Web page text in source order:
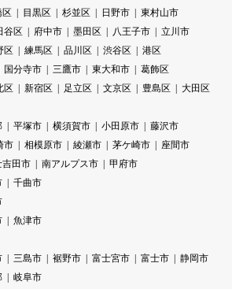
区 目黒区 杉並区 日野市
東村山市
谷区 府中市 墨田区 八王子市
立川市
区 練馬区 品川区 渋谷区
港区
国分寺市 三鷹市 東大和市
葛飾区
区 新宿区 足立区 文京区 豊島区
大田区
平塚市 横須賀市 小田原市
藤沢市
市 相模原市 綾瀬市 茅ケ崎市
座間市
吉田市 南アルプス市
甲府市
千曲市
魚津市
三島市 裾野市 富士宮市 富士市
静岡市
岐阜市